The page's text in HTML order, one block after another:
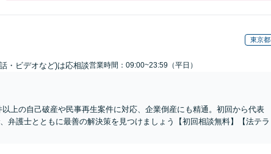
東京都
・ビデオなど)は応相談営業時間：09:00~23:59（平日）
以上の自己破産や民事再生案件に対応、企業倒産にも精通。初回から代表
弁護士とともに最善の解決策を見つけましょう【初回相談無料】【法テラ